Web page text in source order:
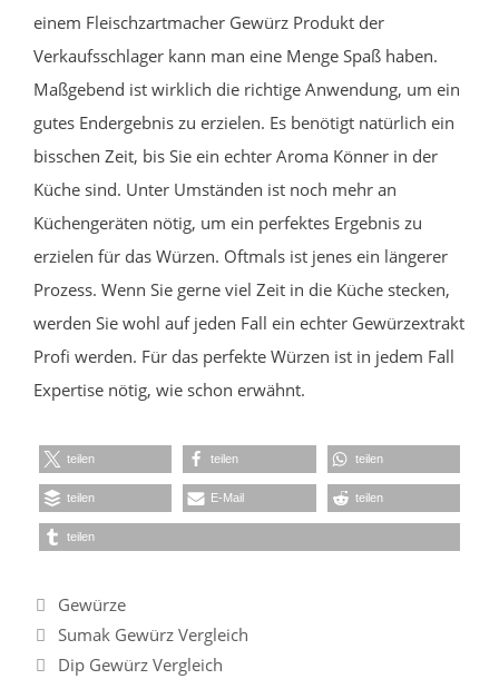
einem Fleischzartmacher Gewürz Produkt der
Verkaufsschlager kann man eine Menge Spaß haben.
Maßgebend ist wirklich die richtige Anwendung, um ein
gutes Endergebnis zu erzielen. Es benötigt natürlich ein
bisschen Zeit, bis Sie ein echter Aroma Könner in der
Küche sind. Unter Umständen ist noch mehr an
Küchengeräten nötig, um ein perfektes Ergebnis zu
erzielen für das Würzen. Oftmals ist jenes ein längerer
Prozess. Wenn Sie gerne viel Zeit in die Küche stecken,
werden Sie wohl auf jeden Fall ein echter Gewürzextrakt
Profi werden. Für das perfekte Würzen ist in jedem Fall
Expertise nötig, wie schon erwähnt.
teilen teilen teilen
teilen E-Mail teilen
teilen
Kategorien
Gewürze
Sumak Gewürz Vergleich
Dip Gewürz Vergleich